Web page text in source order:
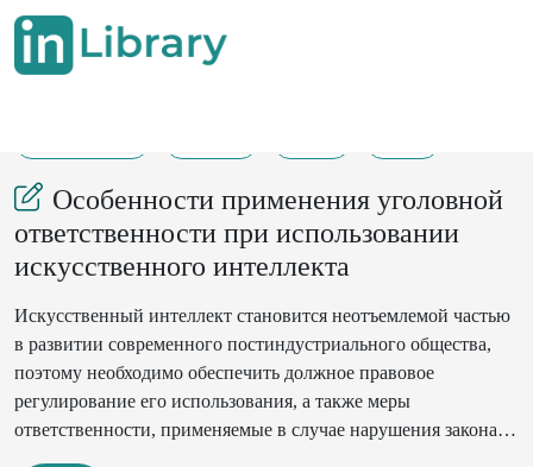
Особенности применения уголовной
ответственности при использовании
искусственного интеллекта
Искусственный интеллект становится неотъемлемой частью
в развитии современного постиндустриального общества,
поэтому необходимо обеспечить должное правовое
регулирование его использования, а также меры
ответственности, применяемые в случае нарушения закона.